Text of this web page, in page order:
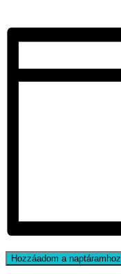
Hozzáadom a naptáramhoz